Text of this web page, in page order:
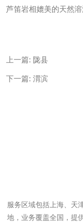
芦笛岩相媲美的天然溶
上一篇: 陇县
下一篇: 渭滨
服务区域包括上海、天
地，业务覆盖全国，提